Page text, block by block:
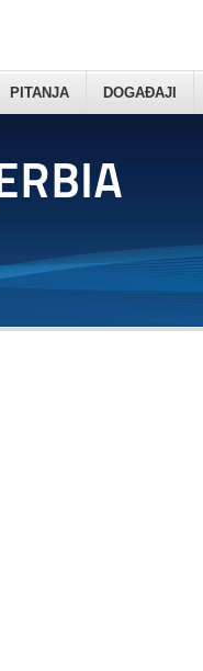
PITANJA DOGAĐAJI